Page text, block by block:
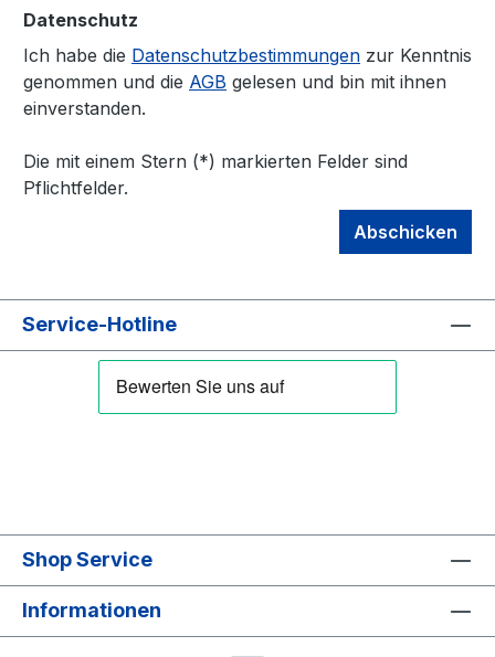
Datenschutz
Ich habe die Datenschutzbestimmungen zur Kenntnis
genommen und die AGB gelesen und bin mit ihnen
einverstanden.
Die mit einem Stern (*) markierten Felder sind
Pflichtfelder.
Abschicken
Service-Hotline
Shop Service
Informationen